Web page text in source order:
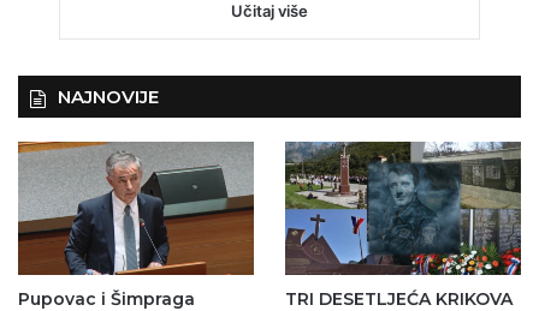
Učitaj više
NAJNOVIJE
Pupovac i Šimpraga
TRI DESETLJEĆA KRIKOVA